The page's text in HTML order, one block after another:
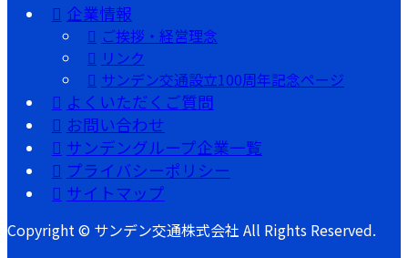
企業情報
ご挨拶・経営理念
リンク
サンデン交通設立100周年記念ページ
よくいただくご質問
お問い合わせ
サンデングループ企業一覧
プライバシーポリシー
サイトマップ
Copyright © サンデン交通株式会社 All Rights Reserved.